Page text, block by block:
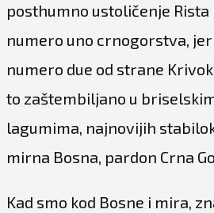
posthumno ustoličenje Rista
numero uno crnogorstva,
numero due od strane
to zaštembiljano u
lagumima, najnovijih
mirna Bosna, pardon Crna
Kad smo kod Bosne i mira,